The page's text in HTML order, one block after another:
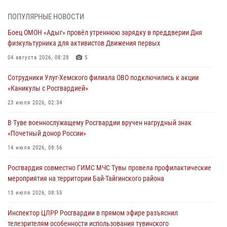
Росгвардия проверила организацию отдыха детей в детских
31 июля 2026, 03:49
Сотрудники вневедомственной охраны приняли участие в акции
29 июля 2026, 09:41
26 сигналов «Тревога» с автотранспортов отработали экипажи
29 июля 2026, 08:37 1
В Туве офицер Росгвардии подвела итоги юбилейного личного
28 июля 2026, 07:48
ПОПУЛЯРНЫЕ НОВОСТИ
Боец ОМОН «Адыг» провёл утреннюю зарядку в преддверии Дня
физкультурника для активистов Движения первых
04 августа 2026, 08:28 5
Сотрудники Улуг-Хемского филиала ОВО подключились к акции
«Каникулы с Росгвардией»
23 июля 2026, 02:34
В Туве военнослужащему Росгвардии вручен нагрудный знак
«Почетный донор России»
14 июля 2026, 08:56
Росгвардия совместно ГИМС МЧС Тувы провела профилактические
мероприятия на территории Бай-Тайгинского района
13 июля 2026, 08:55
Инспектор ЦЛРР Росгвардии в прямом эфире разъяснил
телезрителям особенности использования тувинского